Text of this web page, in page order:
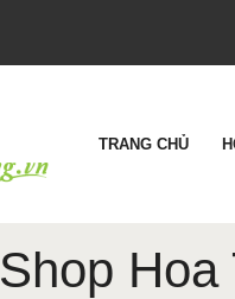
TRANG CHỦ
Shop